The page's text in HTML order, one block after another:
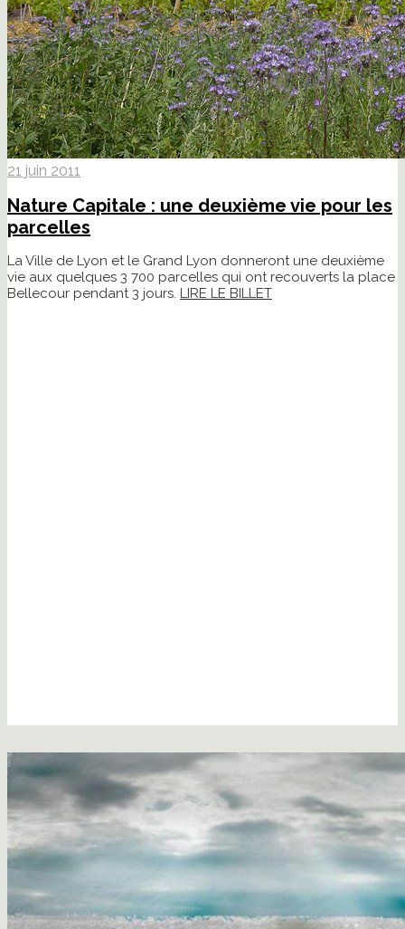
21 juin 2011
Nature Capitale : une deuxième vie pour les
parcelles
La Ville de Lyon et le Grand Lyon donneront une deuxième
vie aux quelques 3 700 parcelles qui ont recouverts la place
Bellecour pendant 3 jours. LIRE LE BILLET